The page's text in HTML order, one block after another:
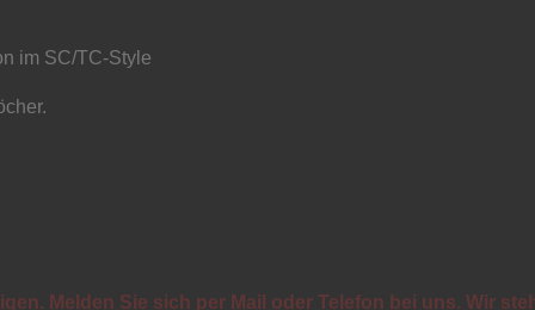
im SC/TC-Style
Melden Sie sich per Mail oder Telefon bei uns. Wir